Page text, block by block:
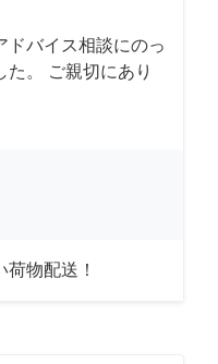
ドバイス相談にのっ
た。 ご親切にあり
物配送！